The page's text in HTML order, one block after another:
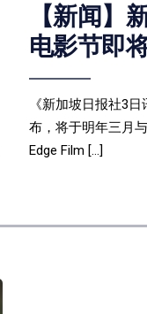
【新闻】
电影节即
《新加坡日报社3
布，将于明年三月
Edge Film […]